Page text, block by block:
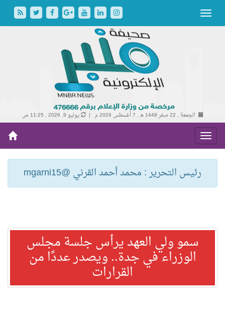
الجمعة , 22 صفر 1448 هـ , 7 أغسطس 2026 م | يوليو 9, 2026 , 11:25 ص
رئيس التحرير : محمد أحمد القرني @mgarni15
سمو ولي العهد يرأس جلسة مجلس
الوزراء في جدة.. ويصدر عددًا من
القرارات